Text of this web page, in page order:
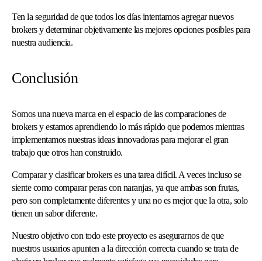
Ten la seguridad de que todos los días intentamos agregar nuevos
brokers y determinar objetivamente las mejores opciones posibles para
nuestra audiencia.
Conclusión
Somos una nueva marca en el espacio de las comparaciones de
brokers y estamos aprendiendo lo más rápido que podemos mientras
implementamos nuestras ideas innovadoras para mejorar el gran
trabajo que otros han construido.
Comparar y clasificar brokers es una tarea difícil. A veces incluso se
siente como comparar peras con naranjas, ya que ambas son frutas,
pero son completamente diferentes y una no es mejor que la otra, solo
tienen un sabor diferente.
Nuestro objetivo con todo este proyecto es asegurarnos de que
nuestros usuarios apunten a la dirección correcta cuando se trata de